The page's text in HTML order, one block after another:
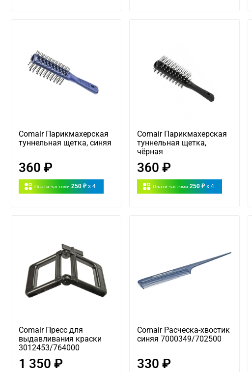
Comair Парикмахерская
туннельная щетка, синяя
360 ₽
Плати частями 250 ₽ x 4
Comair Парикмахерская
туннельная щетка,
чёрная
360 ₽
Плати частями 250 ₽ x 4
Comair Пресс для
выдавливания краски
3012453/764000
1 350 ₽
Comair Расческа-хвостик
синяя 7000349/702500
330 ₽